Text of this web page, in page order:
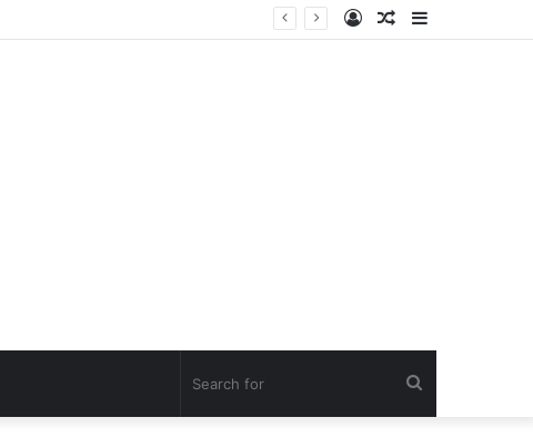
Sidebar
Random
Log